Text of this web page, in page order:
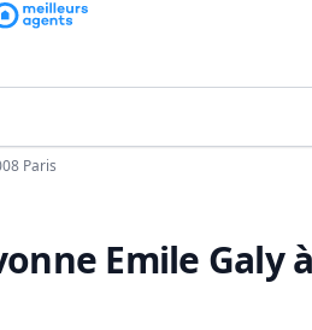
Paris
Emile Galy à